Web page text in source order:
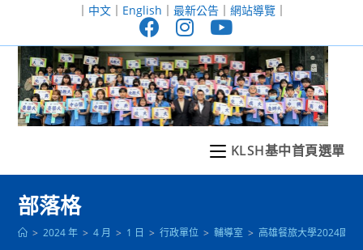
至
｜ 中文｜ English ｜ 最新公告｜ 網站導覽｜
KLSH基中首頁選單
部落格
> 2024 年 > 4 月 > 1 日 > 行政單位 > 輔導室 > 高雄餐旅大學2024國